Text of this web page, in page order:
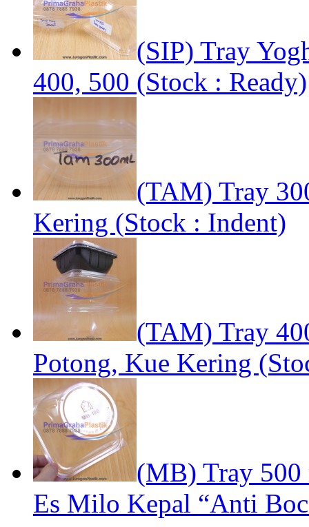
(SIP) Tray
400, 500 (Stock : Ready)
(TAM) Tray
Kering (Stock : Indent)
(TAM) Tray
Potong, Kue Kering
(MB) Tray 500
Es Milo Kepal “Anti